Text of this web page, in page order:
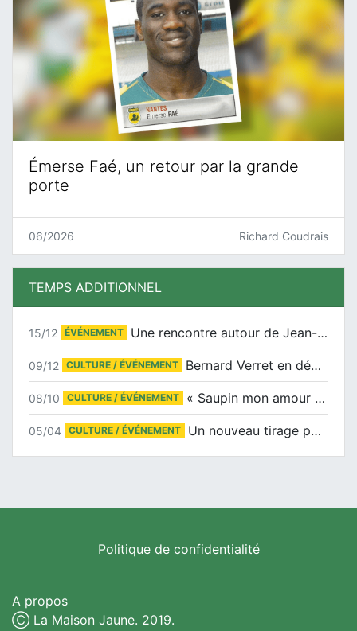
Émerse Faé, un retour par la grande
porte
06/2026 Richard Coudrais
TEMPS ADDITIONNEL
15/12 ÉVÉNEMENT Une rencontre autour de Jean-Claude Suaudeau
09/12 CULTURE / ÉVÉNEMENT Bernard Verret en dédicaces le samedi 13 décembre à l’Espace Culturel Atlantis
08/10 CULTURE / ÉVÉNEMENT « Saupin mon amour » au salon du livre de Trentemoult
05/04 CULTURE / ÉVÉNEMENT Un nouveau tirage pour le Docu-BD
Politique de confidentialité
A propos
Ⓒ La Maison Jaune. 2019.